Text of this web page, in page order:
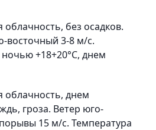
без осадков.
восточный 3-8 м/с.
+18+20°C, днем
облачность, днем
гроза. Ветер юго-
15 м/с. Температура